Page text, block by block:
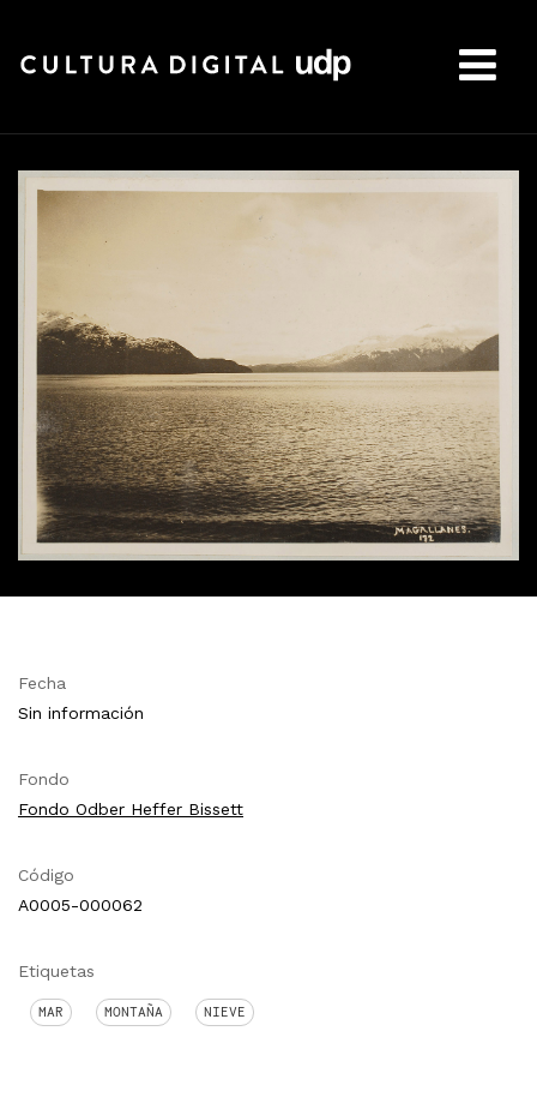
Fecha
Sin información
Fondo
Fondo Odber Heffer Bissett
Código
A0005-000062
Etiquetas
MAR MONTAÑA NIEVE